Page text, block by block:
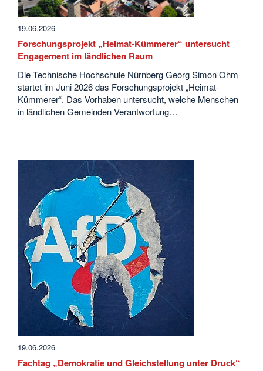
19.06.2026
Forschungsprojekt „Heimat-Kümmerer“ untersucht
Engagement im ländlichen Raum
Die Technische Hochschule Nürnberg Georg Simon Ohm
startet im Juni 2026 das Forschungsprojekt „Heimat-
Kümmerer“. Das Vorhaben untersucht, welche Menschen
in ländlichen Gemeinden Verantwortung…
19.06.2026
Fachtag „Demokratie und Gleichstellung unter Druck“